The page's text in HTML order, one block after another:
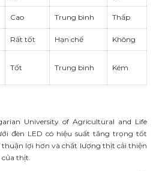
Cao Trung bình Thấp
Rất tốt Hạn chế Không
Tốt Trung bình Kém
University of Agricultural and Life
đèn LED có hiệu suất tăng trọng tốt
lợi hơn và chất lượng thịt cải thiện
thịt.